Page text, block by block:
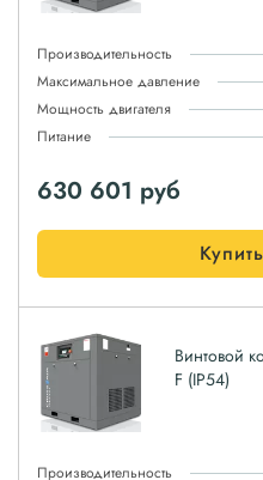
Производительность
Максимальное давление
Мощность двигателя
Питание
630 601 руб
Купить
Винтовой
F (IP54)
Производительность